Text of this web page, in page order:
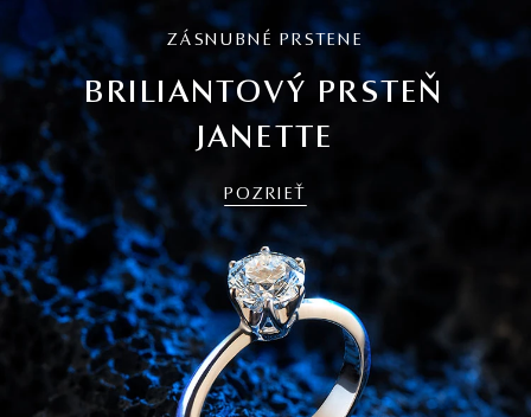
ZÁSNUBNÉ PRSTENE
BRILIANTOVÝ PRSTEŇ
JANETTE
POZRIEŤ